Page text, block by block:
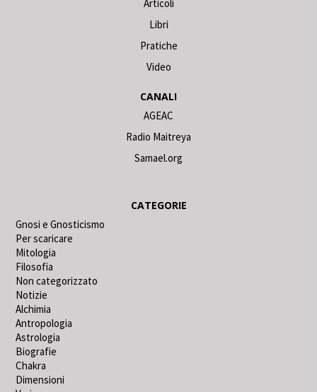
Articoli
Libri
Pratiche
Video
CANALI
AGEAC
Radio Maitreya
Samael.org
CATEGORIE
Gnosi e Gnosticismo
Per scaricare
Mitologia
Filosofia
Non categorizzato
Notizie
Alchimia
Antropologia
Astrologia
Biografie
Chakra
Dimensioni